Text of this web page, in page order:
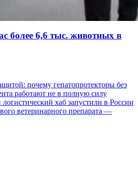
более 6,6 тыс. животных в
почему гепатопротекторы без
работают не в полную силу
хаб запустили в России
ветеринарного препарата —